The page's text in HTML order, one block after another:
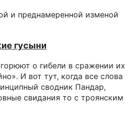
и преднамеренной изменой
гусыни
о гибели в сражении их
И вот тут, когда все слова
сводник Пандар,
свидания то с троянским